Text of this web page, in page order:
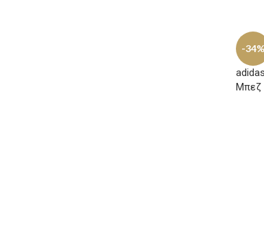
-34%
Μπεζ